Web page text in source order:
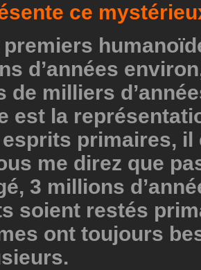
ce
d’années
de milliers
est la
primaires, il
me direz que
3 millions
soient restés
ont toujours